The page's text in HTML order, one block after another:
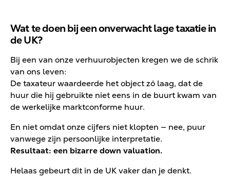
Wat te doen bij een onverwacht lage taxatie in
de UK?
Bij een van onze verhuurobjecten kregen we de schrik
van ons leven:
De taxateur waardeerde het object zó laag, dat de
huur die hij gebruikte niet eens in de buurt kwam van
de werkelijke marktconforme huur.
En niet omdat onze cijfers niet klopten — nee, puur
vanwege zijn persoonlijke interpretatie.
Resultaat: een bizarre down valuation.
Helaas gebeurt dit in de UK vaker dan je denkt.